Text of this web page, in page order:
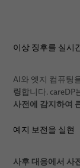
이상 징후를 실시
AI와 엣지 컴퓨팅
링합니다. careDP
사전에 감지하여
예지 보전을 실현
사후 대응에서 사